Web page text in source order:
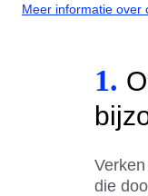
Meer informatie over
1.
die